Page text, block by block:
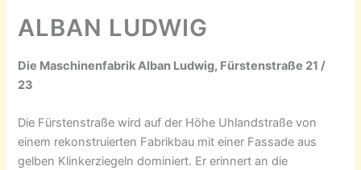
ALBAN LUDWIG
Die Maschinenfabrik Alban Ludwig, Fürstenstraße 21 /
23
Die Fürstenstraße wird auf der Höhe Uhlandstraße von
einem rekonstruierten Fabrikbau mit einer Fassade aus
gelben Klinkerziegeln dominiert. Er erinnert an die